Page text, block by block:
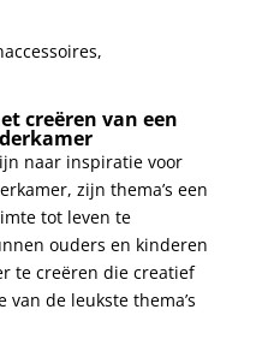
creëren van een
naar inspiratie voor
zijn thema’s een
tot leven te
ouders en kinderen
te creëren die creatief
de leukste thema’s⁢